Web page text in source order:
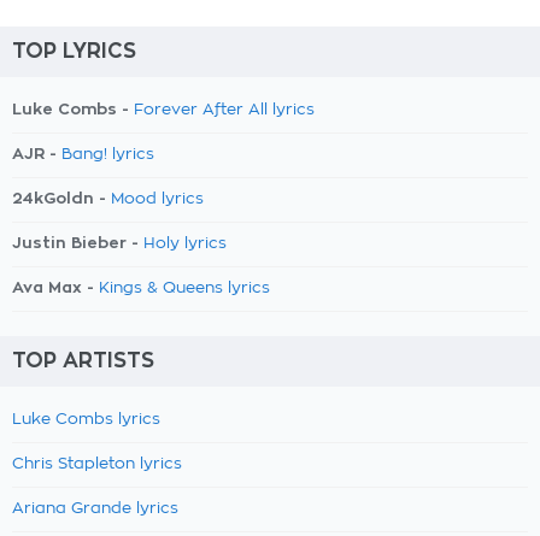
TOP LYRICS
Luke Combs - Forever After All lyrics
AJR - Bang! lyrics
24kGoldn - Mood lyrics
Justin Bieber - Holy lyrics
Ava Max - Kings & Queens lyrics
TOP ARTISTS
Luke Combs lyrics
Chris Stapleton lyrics
Ariana Grande lyrics